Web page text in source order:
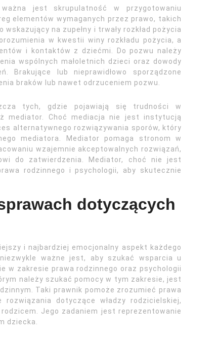
jest skrupulatność w przygotowaniu
elementów wymaganych przez prawo, takich
na zupełny i trwały rozkład pożycia
w kwestii winy rozkładu pożycia, a
i kontaktów z dziećmi. Do pozwu należy
wspólnych małoletnich dzieci oraz dowody
Brakujące lub nieprawidłowo sporządzone
braków lub nawet odrzuceniem pozwu.
tych, gdzie pojawiają się trudności w
mediator. Choć mediacja nie jest instytucją
alternatywnego rozwiązywania sporów, który
mediatora. Mediator pomaga stronom w
wzajemnie akceptowalnych rozwiązań,
do zatwierdzenia. Mediator, choć nie jest
rodzinnego i psychologii, aby skutecznie
dotyczących
i najbardziej emocjonalny aspekt każdego
ważne jest, aby szukać wsparcia u
w zakresie prawa rodzinnego oraz psychologii
należy szukać pomocy w tym zakresie, jest
Taki prawnik pomoże zrozumieć prawa
dotyczące władzy rodzicielskiej,
Jego zadaniem jest reprezentowanie
dziecka.